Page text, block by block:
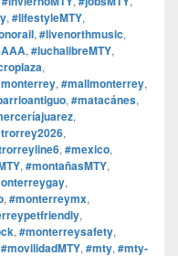
, #lifestyleMTY,
, #livenorthmusic,
, #luchalibreMTY,
,
, #mallmonterrey,
, #matacánes,
,
,
, #mexico,
, #montañasMTY,
,
, #monterreymx,
,
, #monterreysafety,
#movilidadMTY, #mty, #mty-